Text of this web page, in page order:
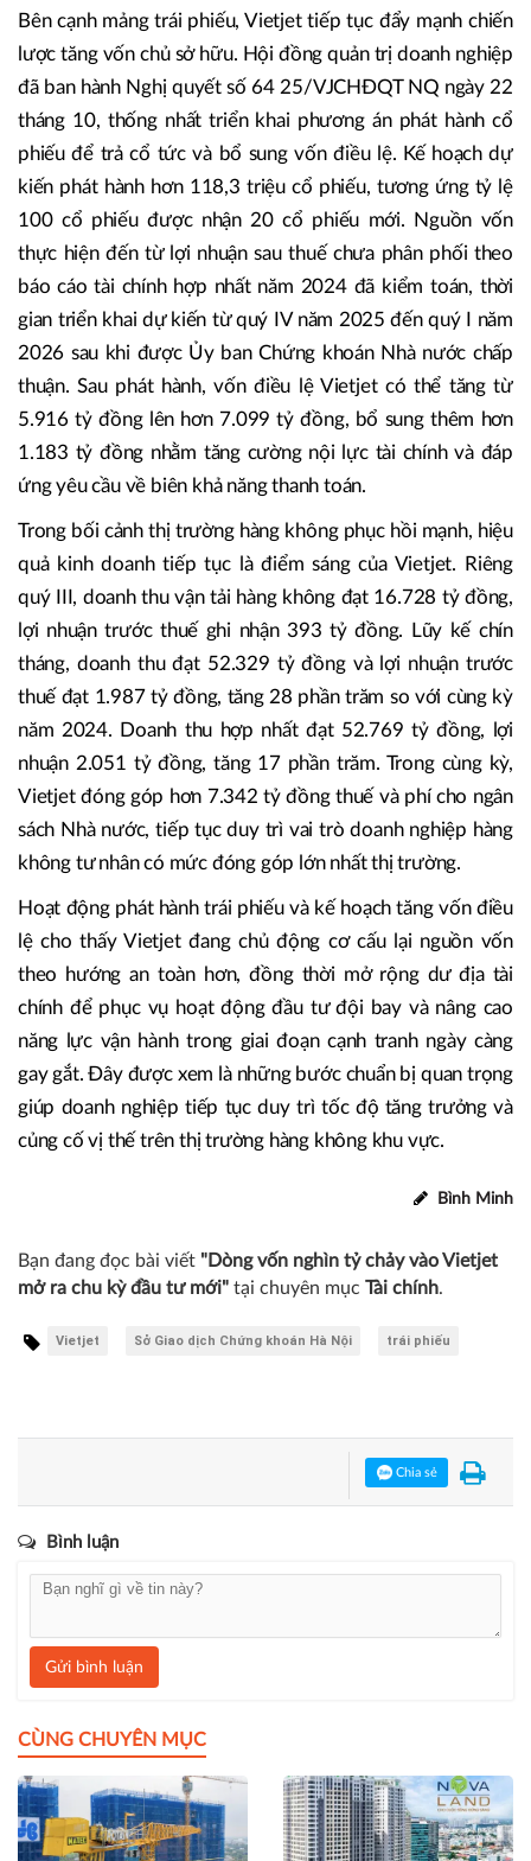
Bên cạnh mảng trái phiếu, Vietjet tiếp tục đẩy mạnh chiến
lược tăng vốn chủ sở hữu. Hội đồng quản trị doanh nghiệp
đã ban hành Nghị quyết số 64 25/VJCHĐQT NQ ngày 22
tháng 10, thống nhất triển khai phương án phát hành cổ
phiếu để trả cổ tức và bổ sung vốn điều lệ. Kế hoạch dự
kiến phát hành hơn 118,3 triệu cổ phiếu, tương ứng tỷ lệ
100 cổ phiếu được nhận 20 cổ phiếu mới. Nguồn vốn
thực hiện đến từ lợi nhuận sau thuế chưa phân phối theo
báo cáo tài chính hợp nhất năm 2024 đã kiểm toán, thời
gian triển khai dự kiến từ quý IV năm 2025 đến quý I năm
2026 sau khi được Ủy ban Chứng khoán Nhà nước chấp
thuận. Sau phát hành, vốn điều lệ Vietjet có thể tăng từ
5.916 tỷ đồng lên hơn 7.099 tỷ đồng, bổ sung thêm hơn
1.183 tỷ đồng nhằm tăng cường nội lực tài chính và đáp
ứng yêu cầu về biên khả năng thanh toán.
Trong bối cảnh thị trường hàng không phục hồi mạnh, hiệu
quả kinh doanh tiếp tục là điểm sáng của Vietjet. Riêng
quý III, doanh thu vận tải hàng không đạt 16.728 tỷ đồng,
lợi nhuận trước thuế ghi nhận 393 tỷ đồng. Lũy kế chín
tháng, doanh thu đạt 52.329 tỷ đồng và lợi nhuận trước
thuế đạt 1.987 tỷ đồng, tăng 28 phần trăm so với cùng kỳ
năm 2024. Doanh thu hợp nhất đạt 52.769 tỷ đồng, lợi
nhuận 2.051 tỷ đồng, tăng 17 phần trăm. Trong cùng kỳ,
Vietjet đóng góp hơn 7.342 tỷ đồng thuế và phí cho ngân
sách Nhà nước, tiếp tục duy trì vai trò doanh nghiệp hàng
không tư nhân có mức đóng góp lớn nhất thị trường.
Hoạt động phát hành trái phiếu và kế hoạch tăng vốn điều
lệ cho thấy Vietjet đang chủ động cơ cấu lại nguồn vốn
theo hướng an toàn hơn, đồng thời mở rộng dư địa tài
chính để phục vụ hoạt động đầu tư đội bay và nâng cao
năng lực vận hành trong giai đoạn cạnh tranh ngày càng
gay gắt. Đây được xem là những bước chuẩn bị quan trọng
giúp doanh nghiệp tiếp tục duy trì tốc độ tăng trưởng và
củng cố vị thế trên thị trường hàng không khu vực.
Bình Minh
Bạn đang đọc bài viết "Dòng vốn nghìn tỷ chảy vào Vietjet
mở ra chu kỳ đầu tư mới" tại chuyên mục Tài chính.
Vietjet Sở Giao dịch Chứng khoán Hà Nội trái phiếu
Chia sẻ
Bình luận
Gửi bình luận
CÙNG CHUYÊN MỤC